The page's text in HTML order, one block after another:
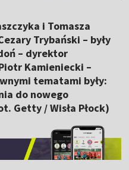
i Tomasza
Trybański – były
– dyrektor
Kamieniecki –
tematami były:
do nowego
Getty / Wisła Płock)